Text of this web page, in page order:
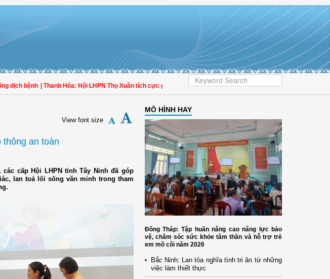
bệnh | Thanh Hóa: Hội LHPN Thọ Xuân tích cực góp phần nâng cao tỷ lệ người dân tham gia bảo hiểm y tế
View font size
thông an toàn
cấp Hội LHPN tỉnh Tây Ninh đã góp
lan toả lối sống văn minh trong tham
MÔ HÌNH HAY
Đồng Tháp: Tập huấn nâng cao năng lực bảo
vệ, chăm sóc sức khỏe tâm thần và hỗ trợ trẻ
em mồ côi năm 2026
Bắc Ninh: Lan tỏa nghĩa tình tri ân từ những
việc làm thiết thực